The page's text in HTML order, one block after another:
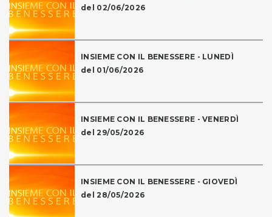
del 02/06/2026
INSIEME CON IL BENESSERE - LUNEDÌ
del 01/06/2026
INSIEME CON IL BENESSERE - VENERDÌ
del 29/05/2026
INSIEME CON IL BENESSERE - GIOVEDÌ
del 28/05/2026